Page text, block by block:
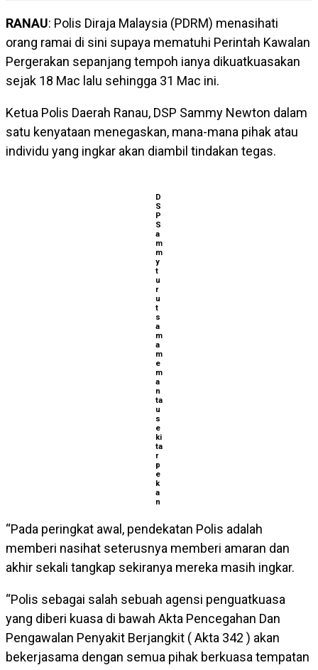
RANAU: Polis Diraja Malaysia (PDRM) menasihati
orang ramai di sini supaya mematuhi Perintah Kawalan
Pergerakan sepanjang tempoh ianya dikuatkuasakan
sejak 18 Mac lalu sehingga 31 Mac ini.
Ketua Polis Daerah Ranau, DSP Sammy Newton dalam
satu kenyataan menegaskan, mana-mana pihak atau
individu yang ingkar akan diambil tindakan tegas.
D
S
P
S
a
m
m
y
t
u
r
u
t
s
a
m
a
m
e
m
a
n
ta
u
s
e
ki
ta
r
p
e
k
a
n
“Pada peringkat awal, pendekatan Polis adalah
memberi nasihat seterusnya memberi amaran dan
akhir sekali tangkap sekiranya mereka masih ingkar.
“Polis sebagai salah sebuah agensi penguatkuasa
yang diberi kuasa di bawah Akta Pencegahan Dan
Pengawalan Penyakit Berjangkit ( Akta 342 ) akan
bekerjasama dengan semua pihak berkuasa tempatan